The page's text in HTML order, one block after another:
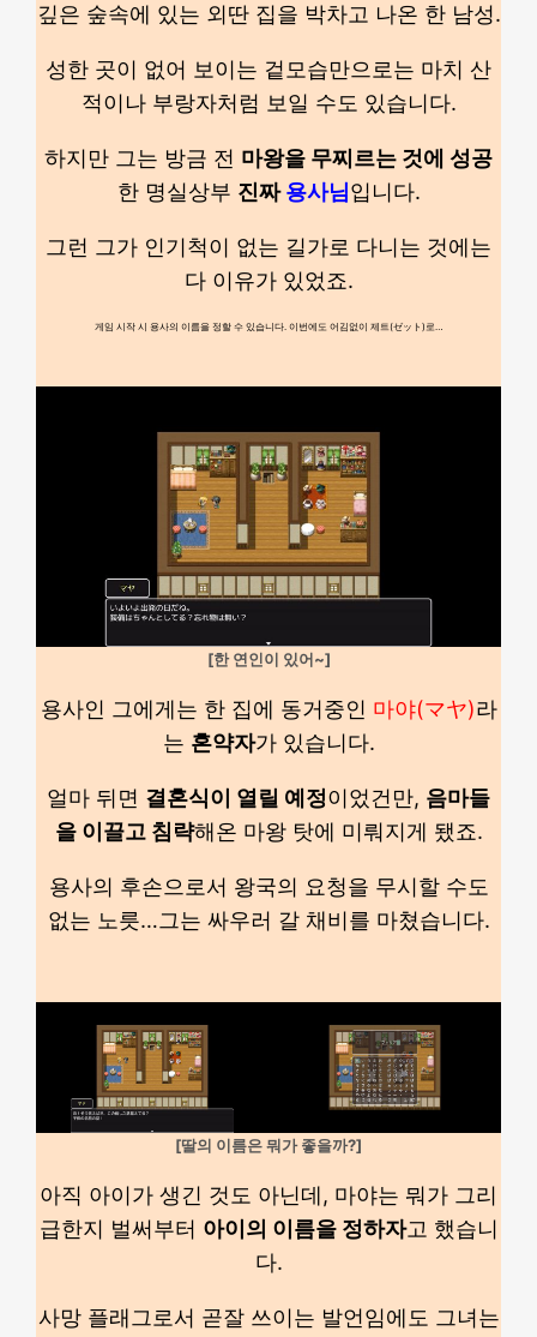
깊은 숲속에 있는 외딴 집을 박차고 나온 한 남성.
성한 곳이 없어 보이는 겉모습만으로는 마치 산
적이나 부랑자처럼 보일 수도 있습니다.
하지만 그는 방금 전 마왕을 무찌르는 것에 성공
한 명실상부 진짜용사님입니다.
그런 그가 인기척이 없는 길가로 다니는 것에는
다 이유가 있었죠.
게임 시작 시 용사의 이름을 정할 수 있습니다. 이번에도 어김없이 제트(ゼット)로…
[한 연인이 있어~]
용사인 그에게는 한 집에 동거중인 마야(マヤ)라
는 혼약자가 있습니다.
얼마 뒤면 결혼식이 열릴 예정이었건만, 음마들
을 이끌고 침략해온 마왕 탓에 미뤄지게 됐죠.
용사의 후손으로서 왕국의 요청을 무시할 수도
없는 노릇…그는 싸우러 갈 채비를 마쳤습니다.
[딸의 이름은 뭐가 좋을까?]
아직 아이가 생긴 것도 아닌데, 마야는 뭐가 그리
급한지 벌써부터 아이의 이름을 정하자고 했습니
다.
사망 플래그로서 곧잘 쓰이는 발언임에도 그녀는